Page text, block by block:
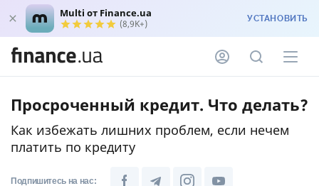
Multi от Finance.ua
(8,9K+) УСТАНОВИТЬ
Просроченный кредит. Что делать?
Как избежать лишних проблем, если нечем
платить по кредиту
Подпишитесь на нас: